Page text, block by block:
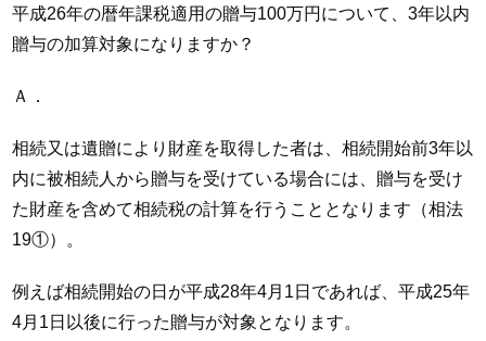
平成26年の暦年課税適用の贈与100万円について、3年以内
贈与の加算対象になりますか？
Ａ．
相続又は遺贈により財産を取得した者は、相続開始前3年以
内に被相続人から贈与を受けている場合には、贈与を受け
た財産を含めて相続税の計算を行うこととなります（相法
19①）。
例えば相続開始の日が平成28年4月1日であれば、平成25年
4月1日以後に行った贈与が対象となります。